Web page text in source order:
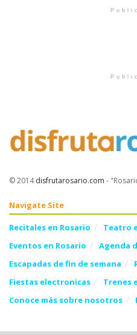
© 2014disfrutarosario.com -
Navigate Site
Recitales en Rosario
Teatro
Eventos en Rosario
Agenda
Escapadas de fin de semana
Fiestas electronicas
Trenes
Conoce más sobre nosotros